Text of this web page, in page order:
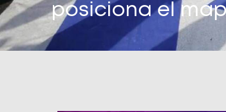
posiciona el